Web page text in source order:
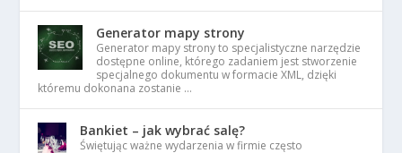
Generator mapy strony
Generator mapy strony to specjalistyczne narzędzie
dostępne online, którego zadaniem jest stworzenie
specjalnego dokumentu w formacie XML, dzięki
któremu dokonana zostanie …
Bankiet – jak wybrać salę?
Świętując ważne wydarzenia w firmie często